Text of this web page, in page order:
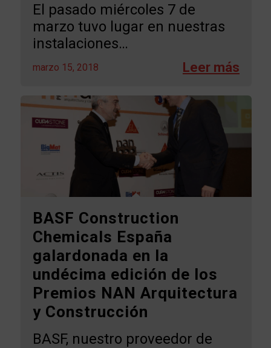
El pasado miércoles 7 de
marzo tuvo lugar en nuestras
instalaciones…
marzo 15, 2018
BASF Construction
Chemicals España
galardonada en la
undécima edición de los
Premios NAN Arquitectura
y Construcción
BASF, nuestro proveedor de